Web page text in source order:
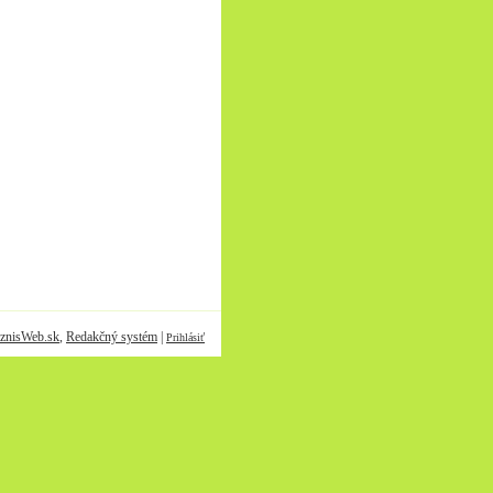
, Redakčný systém Prihlásiť